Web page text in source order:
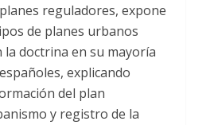
reguladores, expone
de planes urbanos
doctrina en su mayoría
explicando
del plan
y registro de la